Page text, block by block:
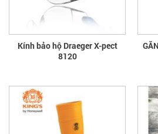
Kính bảo hộ Draeger X-pect
8120